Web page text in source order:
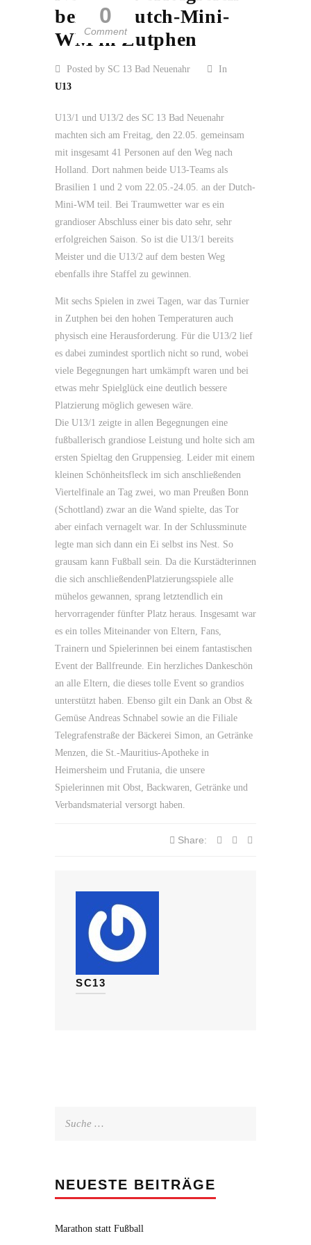
0
Comment
bei der Dutch-Mini-
WM in Zutphen
Posted by SC 13 Bad Neuenahr
In
U13
U13/1 und U13/2 des SC 13 Bad Neuenahr
machten sich am Freitag, den 22.05. gemeinsam
mit insgesamt 41 Personen auf den Weg nach
Holland. Dort nahmen beide U13-Teams als
Brasilien 1 und 2 vom 22.05.-24.05. an der Dutch-
Mini-WM teil. Bei Traumwetter war es ein
grandioser Abschluss einer bis dato sehr, sehr
erfolgreichen Saison. So ist die U13/1 bereits
Meister und die U13/2 auf dem besten Weg
ebenfalls ihre Staffel zu gewinnen.
Mit sechs Spielen in zwei Tagen, war das Turnier
in Zutphen bei den hohen Temperaturen auch
physisch eine Herausforderung. Für die U13/2 lief
es dabei zumindest sportlich nicht so rund, wobei
viele Begegnungen hart umkämpft waren und bei
etwas mehr Spielglück eine deutlich bessere
Platzierung möglich gewesen wäre.
Die U13/1 zeigte in allen Begegnungen eine
fußballerisch grandiose Leistung und holte sich am
ersten Spieltag den Gruppensieg. Leider mit einem
kleinen Schönheitsfleck im sich anschließenden
Viertelfinale an Tag zwei, wo man Preußen Bonn
(Schottland) zwar an die Wand spielte, das Tor
aber einfach vernagelt war. In der Schlussminute
legte man sich dann ein Ei selbst ins Nest. So
grausam kann Fußball sein. Da die Kurstädterinnen
die sich anschließendenPlatzierungsspiele alle
mühelos gewannen, sprang letztendlich ein
hervorragender fünfter Platz heraus. Insgesamt war
es ein tolles Miteinander von Eltern, Fans,
Trainern und Spielerinnen bei einem fantastischen
Event der Ballfreunde. Ein herzliches Dankeschön
an alle Eltern, die dieses tolle Event so grandios
unterstützt haben. Ebenso gilt ein Dank an Obst &
Gemüse Andreas Schnabel sowie an die Filiale
Telegrafenstraße der Bäckerei Simon, an Getränke
Menzen, die St.-Mauritius-Apotheke in
Heimersheim und Frutania, die unsere
Spielerinnen mit Obst, Backwaren, Getränke und
Verbandsmaterial versorgt haben.
Share:
SC13
NEUESTE BEITRÄGE
Marathon statt Fußball